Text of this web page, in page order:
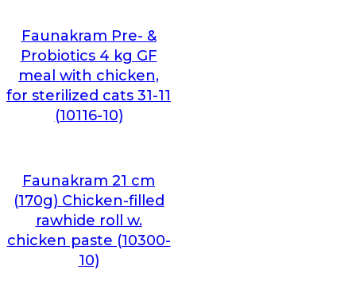
Faunakram Pre- &
Probiotics 4 kg GF
meal with chicken,
for sterilized cats 31-11
(10116-10)
Faunakram 21 cm
(170g) Chicken-filled
rawhide roll w.
chicken paste (10300-
10)